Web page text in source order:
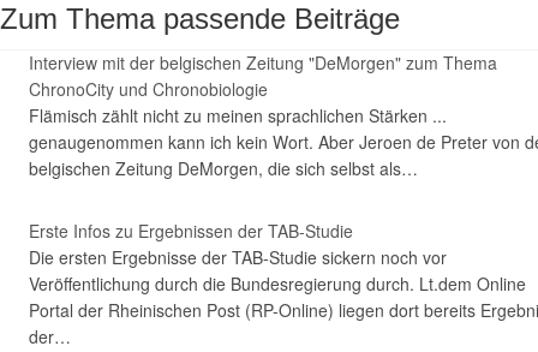
Zum Thema passende Beiträge
Interview mit der belgischen Zeitung "DeMorgen" zum Thema
ChronoCity und Chronobiologie
Flämisch zählt nicht zu meinen sprachlichen Stärken ...
genaugenommen kann ich kein Wort. Aber Jeroen de Preter von
belgischen Zeitung DeMorgen, die sich selbst als…
Erste Infos zu Ergebnissen der TAB-Studie
Die ersten Ergebnisse der TAB-Studie sickern noch vor
Veröffentlichung durch die Bundesregierung durch. Lt.dem Online
Portal der Rheinischen Post (RP-Online) liegen dort bereits
der…